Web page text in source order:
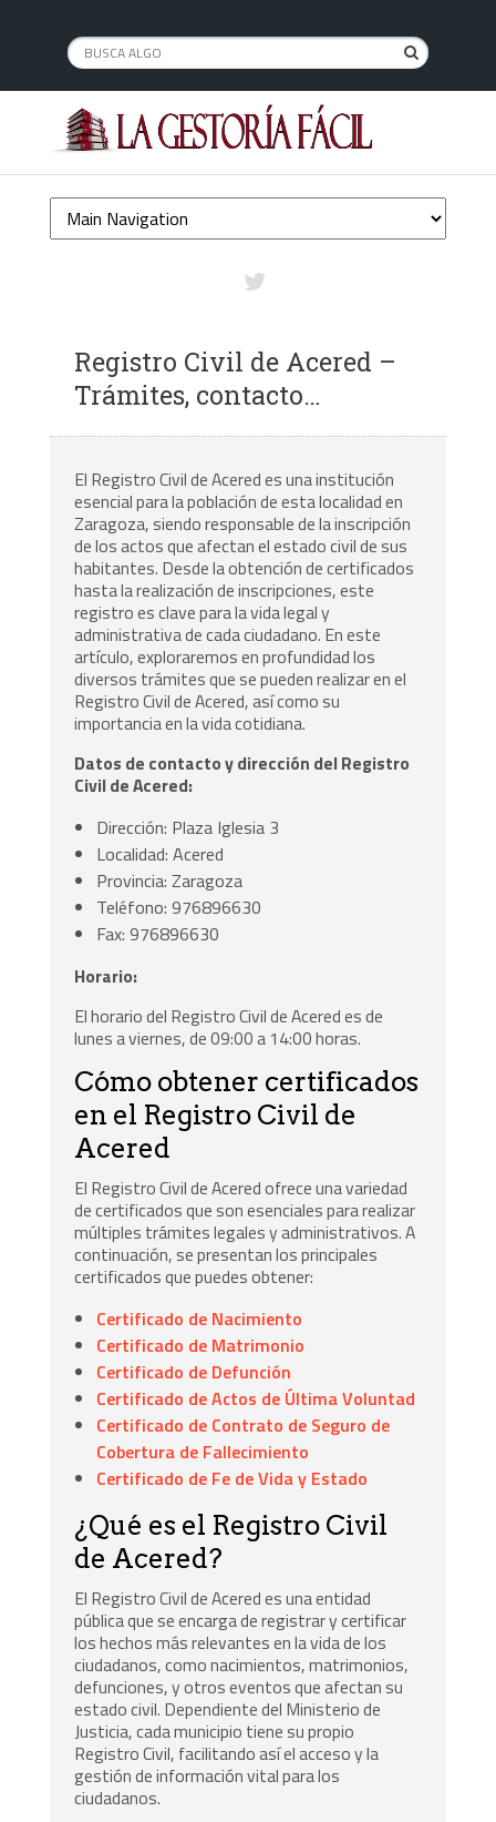
Registro Civil de Acered –
Trámites, contacto…
El Registro Civil de Acered es una institución
esencial para la población de esta localidad en
Zaragoza, siendo responsable de la inscripción
de los actos que afectan el estado civil de sus
habitantes. Desde la obtención de certificados
hasta la realización de inscripciones, este
registro es clave para la vida legal y
administrativa de cada ciudadano. En este
artículo, exploraremos en profundidad los
diversos trámites que se pueden realizar en el
Registro Civil de Acered, así como su
importancia en la vida cotidiana.
Datos de contacto y dirección del Registro
Civil de Acered:
Dirección: Plaza Iglesia 3
Localidad: Acered
Provincia: Zaragoza
Teléfono: 976896630
Fax: 976896630
Horario:
El horario del Registro Civil de Acered es de
lunes a viernes, de 09:00 a 14:00 horas.
Cómo obtener certificados
en el Registro Civil de
Acered
El Registro Civil de Acered ofrece una variedad
de certificados que son esenciales para realizar
múltiples trámites legales y administrativos. A
continuación, se presentan los principales
certificados que puedes obtener:
Certificado de Nacimiento
Certificado de Matrimonio
Certificado de Defunción
Certificado de Actos de Última Voluntad
Certificado de Contrato de Seguro de
Cobertura de Fallecimiento
Certificado de Fe de Vida y Estado
¿Qué es el Registro Civil
de Acered?
El Registro Civil de Acered es una entidad
pública que se encarga de registrar y certificar
los hechos más relevantes en la vida de los
ciudadanos, como nacimientos, matrimonios,
defunciones, y otros eventos que afectan su
estado civil. Dependiente del Ministerio de
Justicia, cada municipio tiene su propio
Registro Civil, facilitando así el acceso y la
gestión de información vital para los
ciudadanos.